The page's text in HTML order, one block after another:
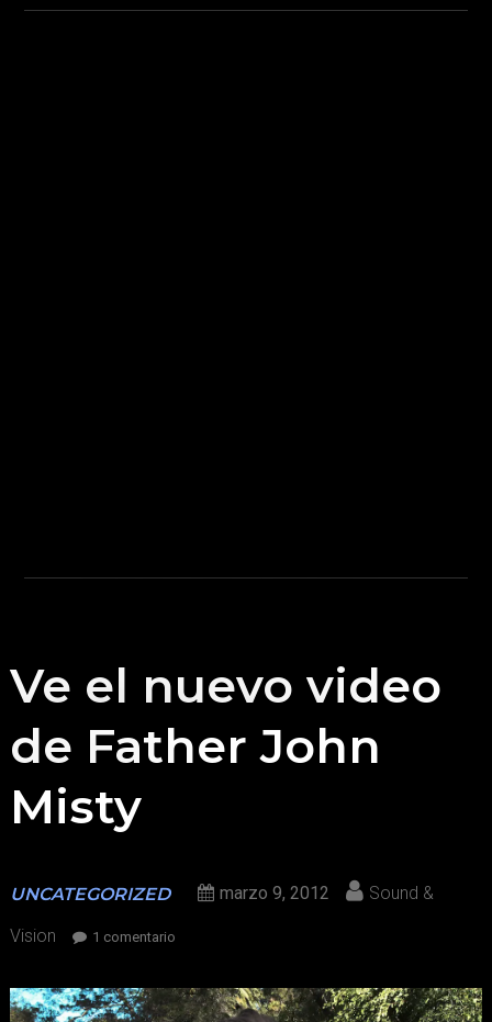
Ve el nuevo video
de Father John
Misty
UNCATEGORIZED marzo 9, 2012 Sound &
Vision 1 comentarioen
el
nuevo